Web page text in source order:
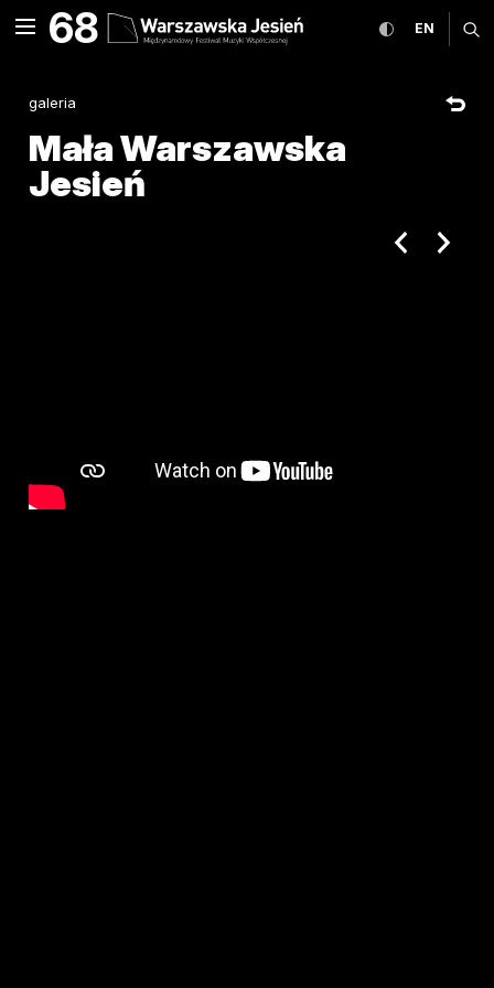
Mała Warszawska Jesień
rozwiń menu
MENU68 przełącz
EN
galeria
Mała Warszawska
Jesień
poprzedni